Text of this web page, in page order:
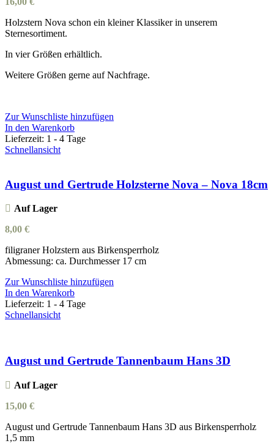
Holzstern Nova schon ein kleiner Klassiker in unserem
Sternesortiment.
In vier Größen erhältlich.
Weitere Größen gerne auf Nachfrage.
Zur Wunschliste hinzufügen
In den Warenkorb
Lieferzeit: 1 - 4 Tage
Schnellansicht
August und Gertrude Holzsterne Nova – Nova 18cm
Auf Lager
8,00 €
filigraner Holzstern aus Birkensperrholz
Abmessung: ca. Durchmesser 17 cm
Zur Wunschliste hinzufügen
In den Warenkorb
Lieferzeit: 1 - 4 Tage
Schnellansicht
August und Gertrude Tannenbaum Hans 3D
Auf Lager
15,00 €
August und Gertrude Tannenbaum Hans 3D aus Birkensperrholz
1,5 mm